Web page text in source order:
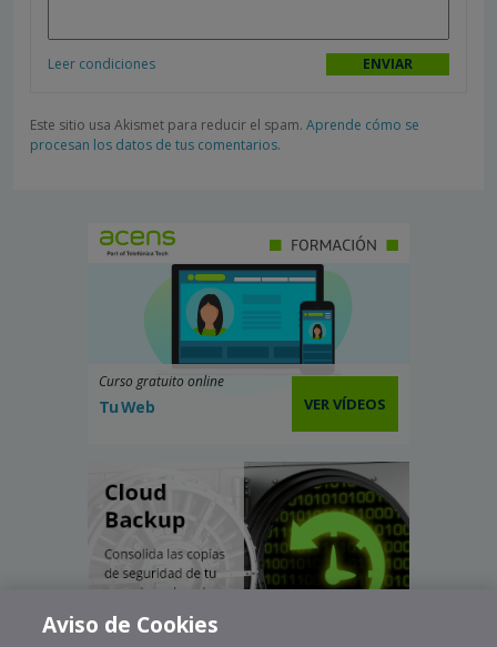
Leer condiciones
Este sitio usa Akismet para reducir el spam. Aprende cómo se
procesan los datos de tus comentarios.
Curso gratuito online
Tu Web VER VÍDEOS
Aviso de Cookies